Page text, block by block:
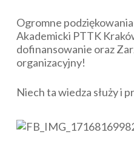
Ogromne
Akademicki PTTK
dofinansowanie oraz
organizacyjny!
Niech ta wiedza służy i